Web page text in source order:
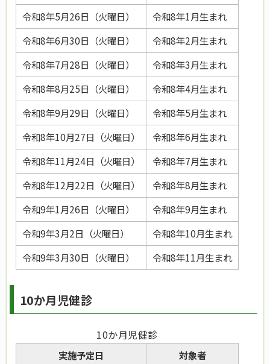
令和8年5月26日（火曜日）
令和8年1月生まれ
令和8年6月30日（火曜日）
令和8年2月生まれ
令和8年7月28日（火曜日）
令和8年3月生まれ
令和8年8月25日（火曜日）
令和8年4月生まれ
令和8年9月29日（火曜日）
令和8年5月生まれ
令和8年10月27日（火曜日）
令和8年6月生まれ
令和8年11月24日（火曜日）
令和8年7月生まれ
令和8年12月22日（火曜日）
令和8年8月生まれ
令和9年1月26日（火曜日）
令和8年9月生まれ
令和9年3月2日（火曜日）
令和8年10月生まれ
令和9年3月30日（火曜日）
令和8年11月生まれ
10か月児健診
10か月児健診
実施予定日
対象者